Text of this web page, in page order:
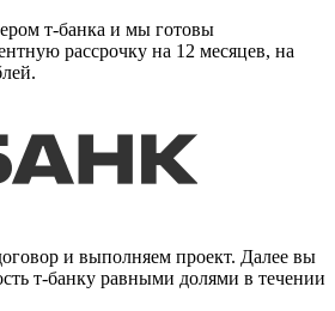
т-банка и мы готовы
рассрочку на 12 месяцев, на
и выполняем проект. Далее вы
т-банку равными долями в течении